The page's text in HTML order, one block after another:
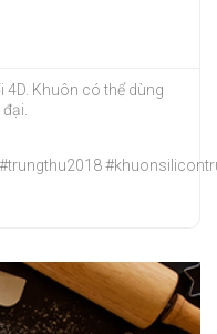
Khuôn có thể dùng